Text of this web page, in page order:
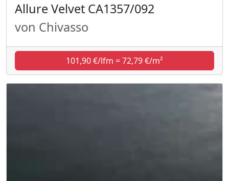
Allure Velvet CA1357/092
von Chivasso
101,90 €/lfm = 72,79 €/m²